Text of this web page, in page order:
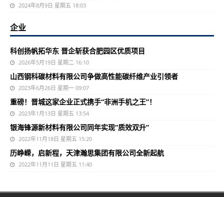
2024年8月9日 星期五 18:03
企业
科创扬帆拓华东 晋企斩获合肥园区优质项目
2026年5月19日 星期二 16:10
山西钢科碳材料有限公司争做高性能碳纤维产业引领者
2023年6月26日 星期一 09:07
重磅！晋城这家企业正式携手“非洲手机之王”！
2023年1月13日 星期五 13:54
银海锋源新材料有限公司同年实现“质效双升”
2022年11月18日 星期五 15:20
历峥嵘，启新程，天津瀚思集团有限公司全新起航
2022年11月11日 星期五 11:40